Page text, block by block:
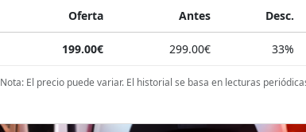
Oferta Antes Desc.
199.00€ 299.00€ 33%
Nota: El precio puede variar. El historial se basa en lecturas